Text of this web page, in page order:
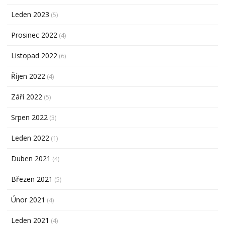
Leden 2023 (5)
Prosinec 2022 (4)
Listopad 2022 (6)
Říjen 2022 (4)
Září 2022 (5)
Srpen 2022 (3)
Leden 2022 (1)
Duben 2021 (4)
Březen 2021 (5)
Únor 2021 (4)
Leden 2021 (4)